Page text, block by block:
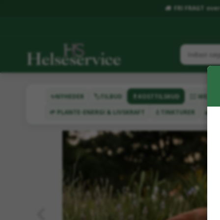
FRI FRAGT
✨NYHEDER 🏷️TILBUD 💊KOSTTILSKUD
🧖‍♂️
🌱 PLANTE-ENERGI & LIVSKRAFT
💧TINKTURER